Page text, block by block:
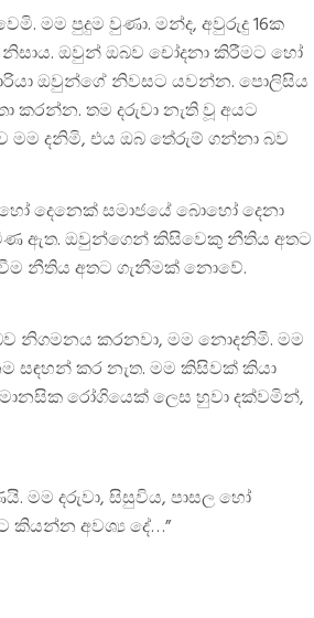
මම පුදුම වුණා. මන්ද, අවුරුදු 16ක
නිසාය. ඔවුන් ඔබව චෝදනා කිරීමට හෝ
ඔවුන්ගේ නිවසට යවන්න. පොලිසිය
කරන්න. තම දරුවා නැති වූ අයට
මම දනිමි, එය ඔබ තේරුම් ගන්නා බව
දෙනෙක් සමාජයේ බොහෝ දෙනා
ඇත. ඔවුන්ගෙන් කිසිවෙකු නීතිය අතට
නීතිය අතට ගැනීමක් නොවේ.
නිගමනය කරනවා, මම නොදනිමි. මම
සඳහන් කර නැත. මම කිසිවක් කියා
රෝගියෙක් ලෙස හුවා දක්වමින්,
මම දරුවා, සිසුවිය, පාසල හෝ
කියන්න අවශ්‍ය දේ…”